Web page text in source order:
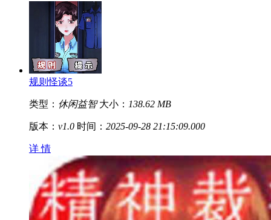
规则怪谈5
类型： 休闲益智 大小： 138.62 MB
版本： v1.0 时间： 2025-09-28 21:15:09.000
详 情